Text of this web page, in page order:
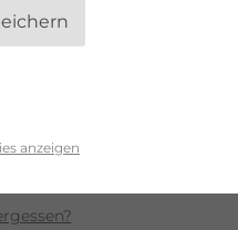
anzeigen